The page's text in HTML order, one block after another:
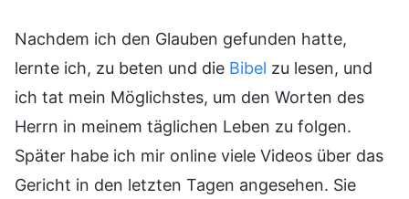
Nachdem ich den Glauben gefunden hatte,
lernte ich, zu beten und die Bibel zu lesen, und
ich tat mein Möglichstes, um den Worten des
Herrn in meinem täglichen Leben zu folgen.
Später habe ich mir online viele Videos über das
Gericht in den letzten Tagen angesehen. Sie